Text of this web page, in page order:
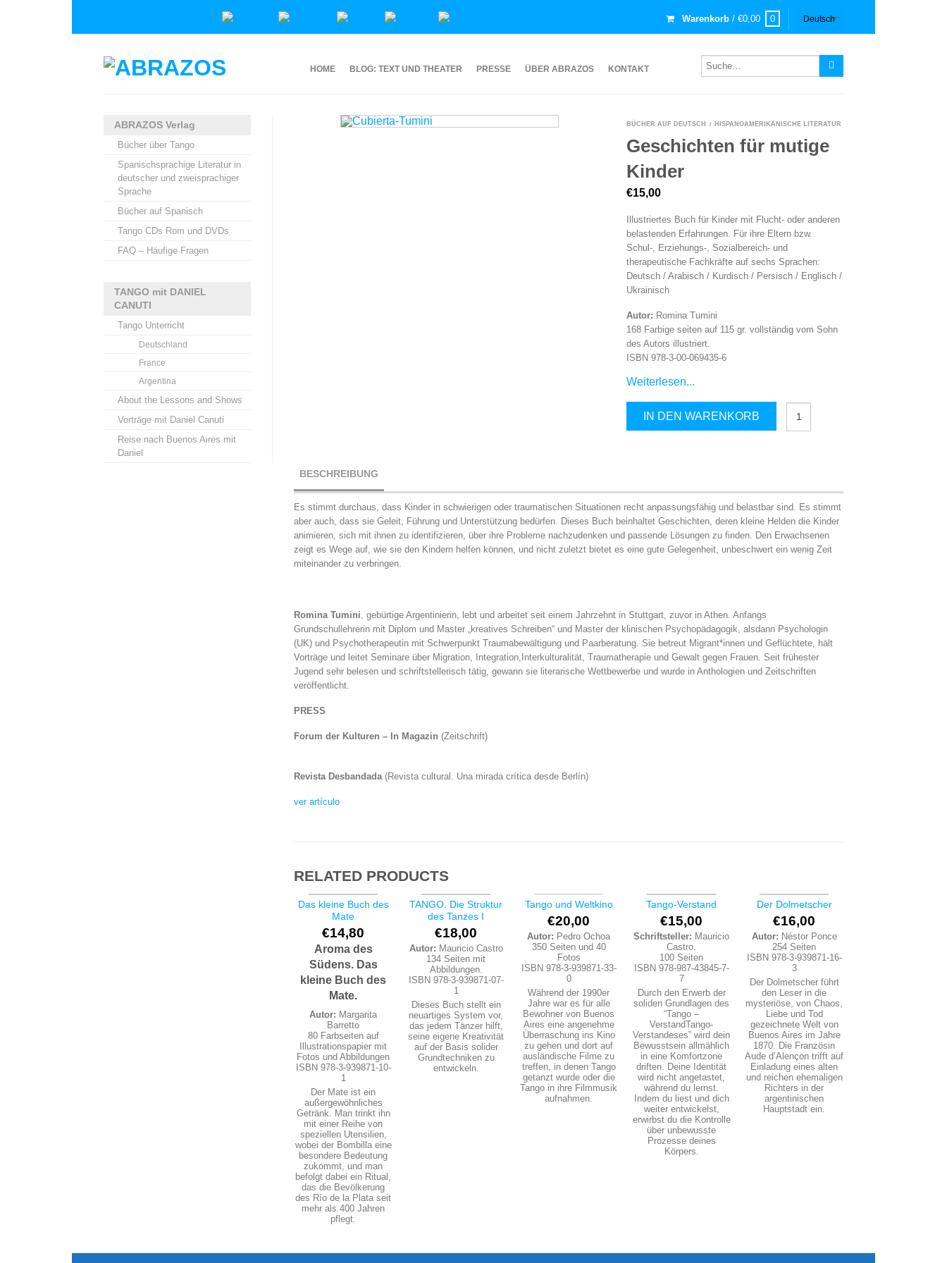
Warenkorb / €0,00 0
HOME BLOG: TEXT UND THEATER PRESSE ÜBER ABRAZOS KONTAKT
ABRAZOS Verlag
Bücher über Tango
Spanischsprachige Literatur in
deutscher und zweisprachiger
Sprache
Bücher auf Spanisch
Tango CDs Rom und DVDs
FAQ – Häufige Fragen
TANGO mit DANIEL
CANUTI
Tango Unterricht
Deutschland
France
Argentina
About the Lessons and Shows
Vorträge mit Daniel Canuti
Reise nach Buenos Aires mit
Daniel
BÜCHER AUF DEUTSCH / HISPANOAMERIKANISCHE LITERATUR
Geschichten für mutige
Kinder
€15,00
Illustriertes Buch für Kinder mit Flucht- oder anderen
belastenden Erfahrungen. Für ihre Eltern bzw.
Schul-, Erziehungs-, Sozialbereich- und
therapeutische Fachkräfte auf sechs Sprachen:
Deutsch / Arabisch / Kurdisch / Persisch / Englisch /
Ukrainisch
Autor: Romina Tumini
168 Farbige seiten auf 115 gr. vollständig vom Sohn
des Autors illustriert.
ISBN 978-3-00-069435-6
Weiterlesen...
IN DEN WARENKORB
Geschichten
für
BESCHREIBUNG
Es stimmt durchaus, dass Kinder in schwierigen oder traumatischen Situationen recht anpassungsfähig und belastbar sind. Es stimmt
aber auch, dass sie Geleit, Führung und Unterstützung bedürfen. Dieses Buch beinhaltet Geschichten, deren kleine Helden die Kinder
animieren, sich mit ihnen zu identifizieren, über ihre Probleme nachzudenken und passende Lösungen zu finden. Den Erwachsenen
zeigt es Wege auf, wie sie den Kindern helfen können, und nicht zuletzt bietet es eine gute Gelegenheit, unbeschwert ein wenig Zeit
miteinander zu verbringen.
Romina Tumini , gebürtige Argentinierin, lebt und arbeitet seit einem Jahrzehnt in Stuttgart, zuvor in Athen. Anfangs
Grundschullehrerin mit Diplom und Master „kreatives Schreiben“ und Master der klinischen Psychopädagogik, alsdann Psychologin
(UK) und Psychotherapeutin mit Schwerpunkt Traumabewältigung und Paarberatung. Sie betreut Migrant*innen und Geflüchtete, hält
Vorträge und leitet Seminare über Migration, Integration,Interkulturalität, Traumatherapie und Gewalt gegen Frauen. Seit frühester
Jugend sehr belesen und schriftstellerisch tätig, gewann sie literarische Wettbewerbe und wurde in Anthologien und Zeitschriften
veröffentlicht.
PRESS
Forum der Kulturen – In Magazin (Zeitschrift)
Revista Desbandada (Revista cultural. Una mirada crítica desde Berlín)
ver artículo
RELATED PRODUCTS
Das kleine Buch des
Mate
€14,80
Aroma des
Südens. Das
kleine Buch des
Mate.
Autor: Margarita
Barretto
80 Farbseiten auf
Illustrationspapier mit
Fotos und Abbildungen
ISBN 978-3-939871-10-
1
Der Mate ist ein
außergewöhnliches
Getränk. Man trinkt ihn
mit einer Reihe von
speziellen Utensilien,
wobei der Bombilla eine
besondere Bedeutung
zukommt, und man
befolgt dabei ein Ritual,
das die Bevölkerung
des Río de la Plata seit
mehr als 400 Jahren
pflegt.
TANGO. Die Struktur
des Tanzes I
€18,00
Autor: Mauricio Castro
134 Seiten mit
Abbildungen.
ISBN 978-3-939871-07-
1
Dieses Buch stellt ein
neuartiges System vor,
das jedem Tänzer hilft,
seine eigene Kreativität
auf der Basis solider
Grundtechniken zu
entwickeln.
NICHT VORRÄTIG
Tango und Weltkino
€20,00
Autor: Pedro Ochoa
350 Seiten und 40
Fotos
ISBN 978-3-939871-33-
0
Während der 1990er
Jahre war es für alle
Bewohner von Buenos
Aires eine angenehme
Überraschung ins Kino
zu gehen und dort auf
ausländische Filme zu
treffen, in denen Tango
getanzt wurde oder die
Tango in ihre Filmmusik
aufnahmen.
Tango-Verstand
€15,00
Schriftsteller: Mauricio
Castro.
100 Seiten
ISBN 978-987-43845-7-
7
Durch den Erwerb der
soliden Grundlagen des
“Tango –
VerstandTango-
Verstandeses” wird dein
Bewusstsein allmählich
in eine Komfortzone
driften. Deine Identität
wird nicht angetastet,
während du lernst.
Indem du liest und dich
weiter entwickelst,
erwirbst du die Kontrolle
über unbewusste
Prozesse deines
Körpers.
Der Dolmetscher
€16,00
Autor: Néstor Ponce
254 Seiten
ISBN 978-3-939871-16-
3
Der Dolmetscher führt
den Leser in die
mysteriöse, von Chaos,
Liebe und Tod
gezeichnete Welt von
Buenos Aires im Jahre
1870. Die Französin
Aude d’Alençon trifft auf
Einladung eines alten
und reichen ehemaligen
Richters in der
argentinischen
Hauptstadt ein.